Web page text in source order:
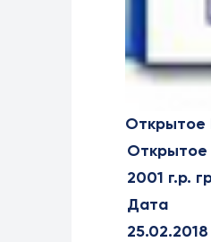
Открытое
Открытое
2001 г.р.
Дата
25.02.2018